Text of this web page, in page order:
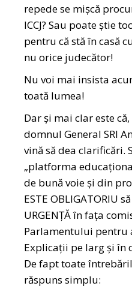
repede se mișcă
ICCJ? Sau poate știe
pentru că stă în casă
nu orice judecător!
Nu voi mai insista
toată lumea!
Dar și mai clar este
domnul General SRI
vină să dea clarificări.
„platforma
de bună voie și din
ESTE OBLIGATORIU
URGENȚĂ în fața
Parlamentului pentru
Explicații pe larg și în
De fapt toate
răspuns simplu: